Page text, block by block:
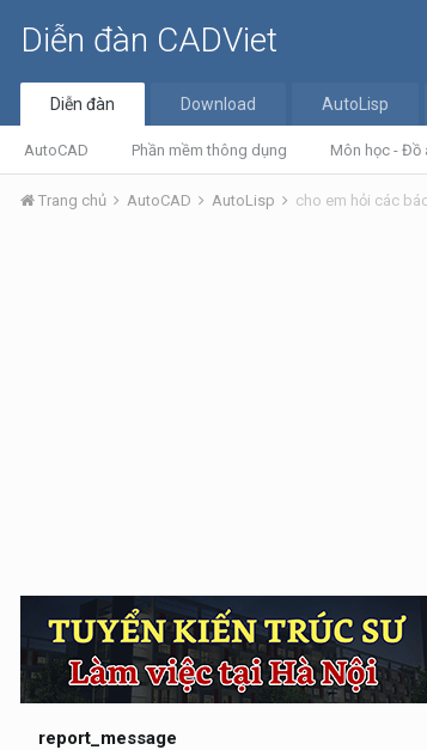
Diễn đàn CADViet
Diễn đàn
AutoCAD Phần mềm thông dụng Môn học - Đồ
Download AutoLisp
Trang chủ AutoCAD AutoLisp cho em hỏi các
report_message